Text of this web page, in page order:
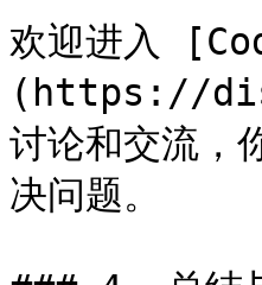
欢迎进入
(https://
讨论和交流，
决问题。